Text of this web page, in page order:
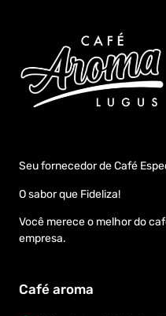
Seu fornecedor de Café
O sabor que Fideliza!
Você merece o melhor do
empresa.
Café aroma